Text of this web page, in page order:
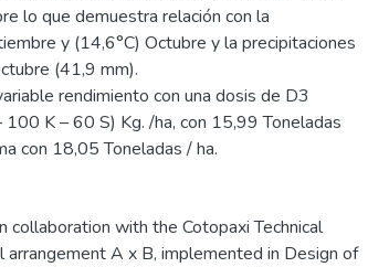
lo que demuestra relación con la
y (14,6°C) Octubre y la precipitaciones
(41,9 mm).
rendimiento con una dosis de D3
K – 60 S) Kg. /ha, con 15,99 Toneladas
con 18,05 Toneladas / ha.
collaboration with the Cotopaxi Technical
arrangement A x B, implemented in Design of